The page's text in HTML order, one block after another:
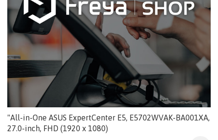
"All-in-One ASUS ExpertCenter E5, E5702WVAK-BA001XA,
27.0-inch, FHD (1920 x 1080)